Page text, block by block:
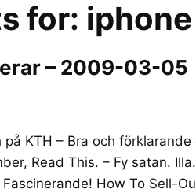
for: iphone
– 2009-03-05
KTH – Bra och
Read This. – Fy satan.
How To Sell-